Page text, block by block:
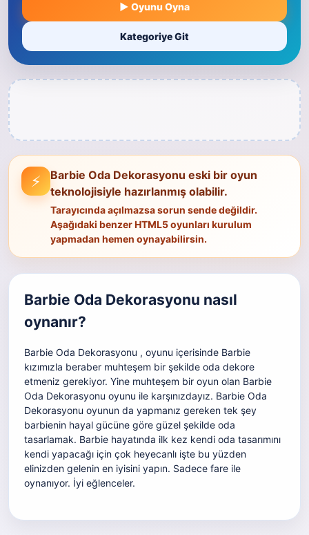
▶ Oyunu Oyna
Kategoriye Git
⚡
Barbie Oda Dekorasyonu eski bir oyun
teknolojisiyle hazırlanmış olabilir.
Tarayıcında açılmazsa sorun sende değildir.
Aşağıdaki benzer HTML5 oyunları kurulum
yapmadan hemen oynayabilirsin.
Barbie Oda Dekorasyonu nasıl
oynanır?
Barbie Oda Dekorasyonu , oyunu içerisinde Barbie
kızımızla beraber muhteşem bir şekilde oda dekore
etmeniz gerekiyor. Yine muhteşem bir oyun olan Barbie
Oda Dekorasyonu oyunu ile karşınızdayız. Barbie Oda
Dekorasyonu oyunun da yapmanız gereken tek şey
barbienin hayal gücüne göre güzel şekilde oda
tasarlamak. Barbie hayatında ilk kez kendi oda tasarımını
kendi yapacağı için çok heyecanlı işte bu yüzden
elinizden gelenin en iyisini yapın. Sadece fare ile
oynanıyor. İyi eğlenceler.